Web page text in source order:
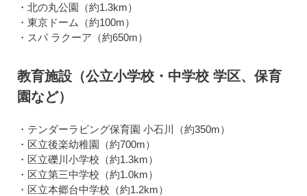
・北の丸公園（約1.3km）
・東京ドーム（約100m）
・スパ ラクーア（約650m）
教育施設（公立小学校・中学校 学区、保育
園など）
・テンダーラビング保育園 小石川（約350m）
・区立後楽幼稚園（約700m）
・区立礫川小学校（約1.3km）
・区立第三中学校（約1.0km）
・区立本郷台中学校（約1.2km）